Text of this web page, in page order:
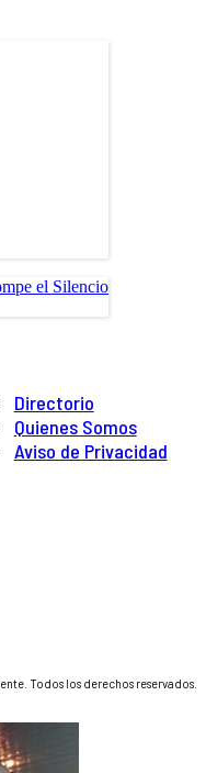
el Silencio
Directorio
Quienes Somos
Aviso de Privacidad
Todos los derechos reservados.